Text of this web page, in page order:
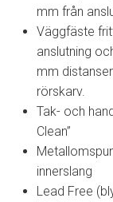
mm från
Väggfäste
anslutning
mm
rörskarv.
Tak- och
Clean”
innerslang
Lead Free